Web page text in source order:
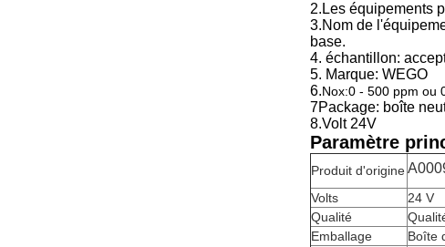
2. Les équipements
3.Nom de
base.
4. échantillon:
5. Marque: WEGO
6.Nox:0 - 500 ppm ou
7Package: boîte
8.Volt 24V
Paramètre
Produit d'origine
Volts
24 V
Qualité
Emballage
Boîte